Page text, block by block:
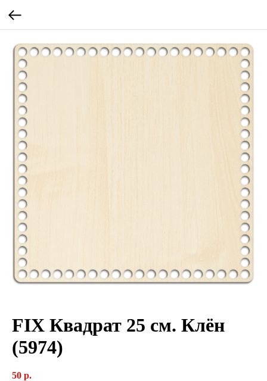
FIX Квадрат 25 см. Клён
(5974)
50 р.